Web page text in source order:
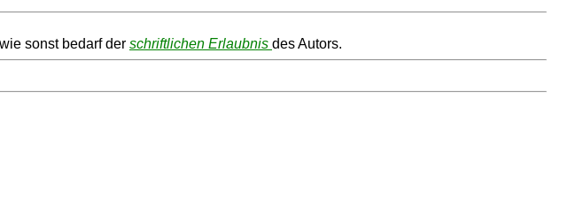
sonst bedarf der schriftlichen Erlaubnis des Autors.